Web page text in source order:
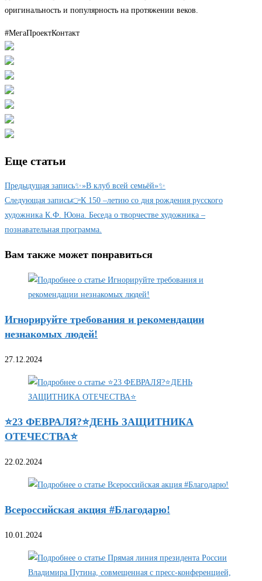
оригинальность и популярность на протяжении веков.
#МегаПроектКонтакт
Еще статьи
Предыдущая запись✨»В клуб всей семьёй»✨
Следующая запись👉К 150 –летию со дня рождения русского
художника К.Ф. Юона. Беседа о творчестве художника –
познавательная программа.
Вам также может понравиться
Игнорируйте требования и рекомендации
незнакомых людей!
27.12.2024
⭐23 ФЕВРАЛЯ?⭐ДЕНЬ ЗАЩИТНИКА
ОТЕЧЕСТВА⭐
22.02.2024
Всероссийская акция #Благодарю!
10.01.2024